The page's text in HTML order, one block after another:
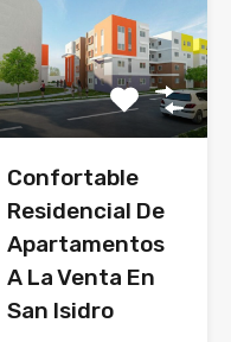
Confortable
Residencial De
Apartamentos
A La Venta En
San Isidro